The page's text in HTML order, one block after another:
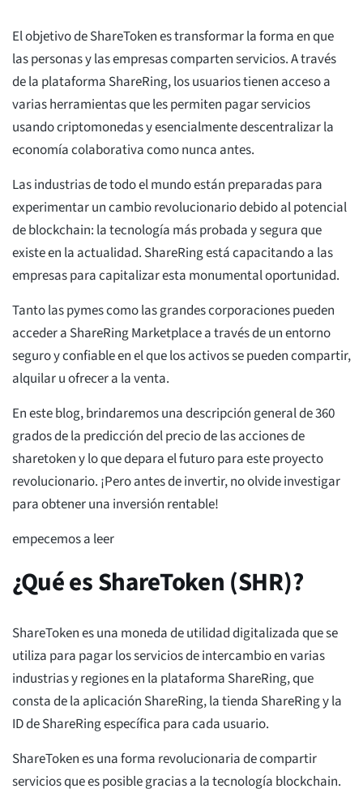
El objetivo de ShareToken es transformar la forma en que
las personas y las empresas comparten servicios. A través
de la plataforma ShareRing, los usuarios tienen acceso a
varias herramientas que les permiten pagar servicios
usando criptomonedas y esencialmente descentralizar la
economía colaborativa como nunca antes.
Las industrias de todo el mundo están preparadas para
experimentar un cambio revolucionario debido al potencial
de blockchain: la tecnología más probada y segura que
existe en la actualidad. ShareRing está capacitando a las
empresas para capitalizar esta monumental oportunidad.
Tanto las pymes como las grandes corporaciones pueden
acceder a ShareRing Marketplace a través de un entorno
seguro y confiable en el que los activos se pueden compartir,
alquilar u ofrecer a la venta.
En este blog, brindaremos una descripción general de 360
grados de la predicción del precio de las acciones de
sharetoken y lo que depara el futuro para este proyecto
revolucionario. ¡Pero antes de invertir, no olvide investigar
para obtener una inversión rentable!
empecemos a leer
¿Qué es ShareToken (SHR)?
ShareToken es una moneda de utilidad digitalizada que se
utiliza para pagar los servicios de intercambio en varias
industrias y regiones en la plataforma ShareRing, que
consta de la aplicación ShareRing, la tienda ShareRing y la
ID de ShareRing específica para cada usuario.
ShareToken es una forma revolucionaria de compartir
servicios que es posible gracias a la tecnología blockchain.